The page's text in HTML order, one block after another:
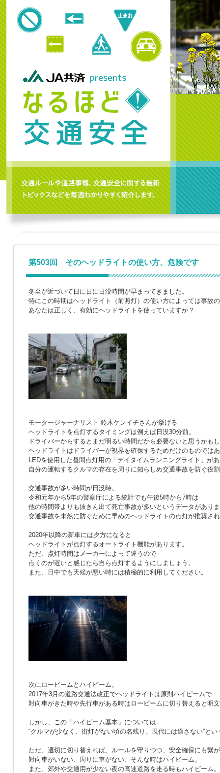
第503回 そのヘッドライトの使い方、危険です
冬至が近づいて日に日に日没時間が早まってきました。
特にこの時期はヘッドライト（前照灯）の使い方によっては事故
あなたは正しく、有効にヘッドライトを使っていますか？
モータージャーナリスト 鈴木ケンイチさんが挙げる
ヘッドライトを点灯するタイミングは例えば日没30分前。
ドライバーからするとまだ明るい時間だから必要ないと思うかも
ヘッドライトはドライバーが視界を確保するためだけのものでは
LEDを使用した昼間点灯用の「デイタイムランニングライト」が
自分の運転するクルマの存在を周りに知らしめ交通事故を防ぐ役
交通事故が多い時間が日没時。
令和元年から5年の警察庁による統計でも午後5時から7時は
他の時間帯よりも抜きん出て死亡事故が多いというデータがあり
交通事故を未然に防ぐために早めのヘッドライトの点灯が推奨さ
2020年以降の新車には夕方になると
ヘッドライトが点灯するオートライト機能があります
ただ、点灯時間はメーカーによって違うので
点くのが遅いと感じたら自ら点灯するようにしましょう。
また、日中でも天候が悪い時には積極的に利用してください。
次にロービームとハイビーム。
2017年3月の道路交通法改正でヘッドライトは原則ハイビームで
対向車がきた時や先行車がある時はロービームに切り替えると明
しかし、この「ハイビーム基本」については
“クルマが少なく、街灯がない頃の名残り。現代には適さない”と
ただ、適切に切り替えれば、ルールを守りつつ、安全確保にも繋
対向車がいない、周りに車がない、そんな時はハイビーム。
また、郊外や交通用が少ない夜の高速道路を走る時もハイビーム。